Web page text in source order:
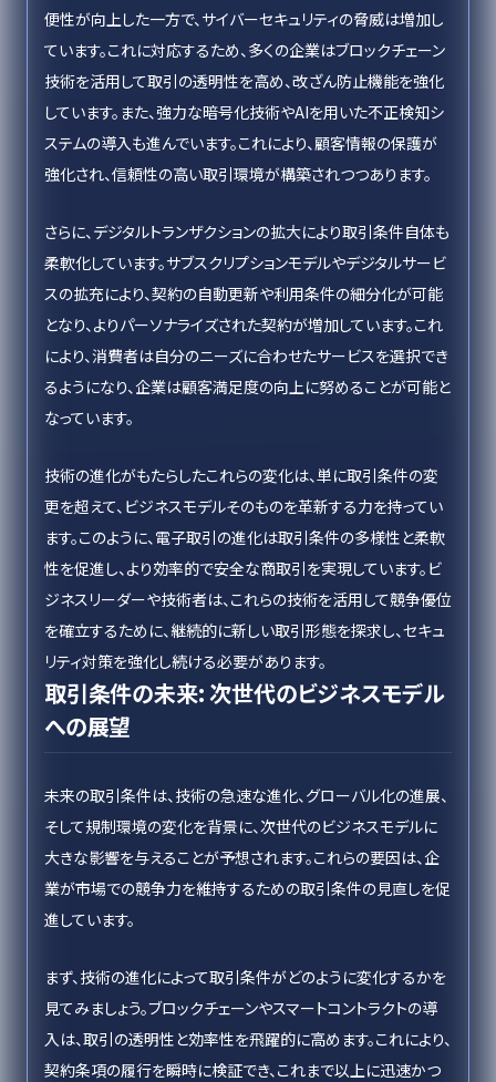
便性が向上した一方で、サイバーセキュリティの脅威は増加し
ています。これに対応するため、多くの企業はブロックチェーン
技術を活用して取引の透明性を高め、改ざん防止機能を強化
しています。また、強力な暗号化技術やAIを用いた不正検知シ
ステムの導入も進んでいます。これにより、顧客情報の保護が
強化され、信頼性の高い取引環境が構築されつつあります。
さらに、デジタルトランザクションの拡大により取引条件自体も
柔軟化しています。サブスクリプションモデルやデジタルサービ
スの拡充により、契約の自動更新や利用条件の細分化が可能
となり、よりパーソナライズされた契約が増加しています。これ
により、消費者は自分のニーズに合わせたサービスを選択でき
るようになり、企業は顧客満足度の向上に努めることが可能と
なっています。
技術の進化がもたらしたこれらの変化は、単に取引条件の変
更を超えて、ビジネスモデルそのものを革新する力を持ってい
ます。このように、電子取引の進化は取引条件の多様性と柔軟
性を促進し、より効率的で安全な商取引を実現しています。ビ
ジネスリーダーや技術者は、これらの技術を活用して競争優位
を確立するために、継続的に新しい取引形態を探求し、セキュ
リティ対策を強化し続ける必要があります。
取引条件の未来: 次世代のビジネスモデル
への展望
未来の取引条件は、技術の急速な進化、グローバル化の進展、
そして規制環境の変化を背景に、次世代のビジネスモデルに
大きな影響を与えることが予想されます。これらの要因は、企
業が市場での競争力を維持するための取引条件の見直しを促
進しています。
まず、技術の進化によって取引条件がどのように変化するかを
見てみましょう。ブロックチェーンやスマートコントラクトの導
入は、取引の透明性と効率性を飛躍的に高めます。これにより、
契約条項の履行を瞬時に検証でき、これまで以上に迅速かつ